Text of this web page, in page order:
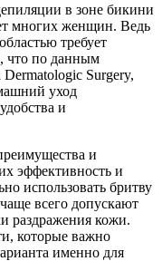
в зоне бикини
многих женщин. Ведь
требует
что по данным
Surgery,
уход
и
и
эффективность и
использовать бритву
всего допускают
раздражения кожи.
которые важно
именно для